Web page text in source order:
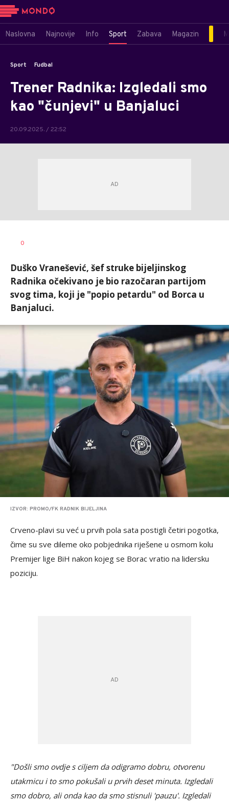
Naslovna Najnovije Info Sport Zabava Magazin
Sport Fudbal
Trener Radnika: Izgledali smo
kao "čunjevi" u Banjaluci
20.09.2025. / 22:52
AUTOR
0
Duško Vranešević, šef struke bijeljinskog
Radnika očekivano je bio razočaran partijom
svog tima, koji je "popio petardu" od Borca u
Banjaluci.
IZVOR: PROMO/FK RADNIK BIJELJINA
Crveno-plavi su već u prvih pola sata postigli četiri pogotka,
čime su sve dileme oko pobjednika riješene u osmom kolu
Premijer lige BiH nakon kojeg se Borac vratio na lidersku
poziciju.
"Došli smo ovdje s ciljem da odigramo dobru, otvorenu
utakmicu i to smo pokušali u prvih deset minuta. Izgledali
smo dobro, ali onda kao da smo stisnuli 'pauzu'. Izgledali